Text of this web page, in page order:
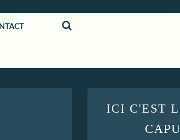
ICI C'EST